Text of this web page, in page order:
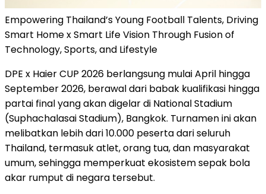
Empowering Thailand’s Young Football Talents, Driving
Smart Home x Smart Life Vision Through Fusion of
Technology, Sports, and Lifestyle
DPE x Haier CUP 2026 berlangsung mulai April hingga
September 2026, berawal dari babak kualifikasi hingga
partai final yang akan digelar di National Stadium
(Suphachalasai Stadium), Bangkok. Turnamen ini akan
melibatkan lebih dari 10.000 peserta dari seluruh
Thailand, termasuk atlet, orang tua, dan masyarakat
umum, sehingga memperkuat ekosistem sepak bola
akar rumput di negara tersebut.